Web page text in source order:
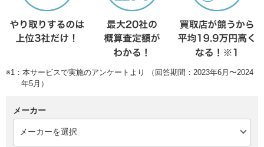
※1：本サービスで実施のアンケートより （回答期間：2023年6月〜2024
年5月）
メーカー